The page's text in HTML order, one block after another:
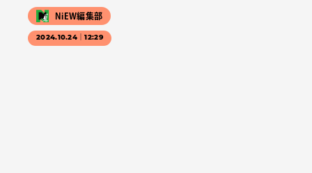
NiEW編集部
2024.10.24｜12:29